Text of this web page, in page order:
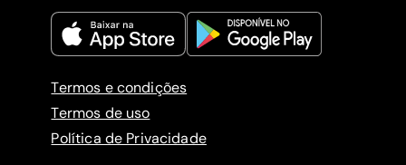
Termos e condições
Termos de uso
Política de Privacidade